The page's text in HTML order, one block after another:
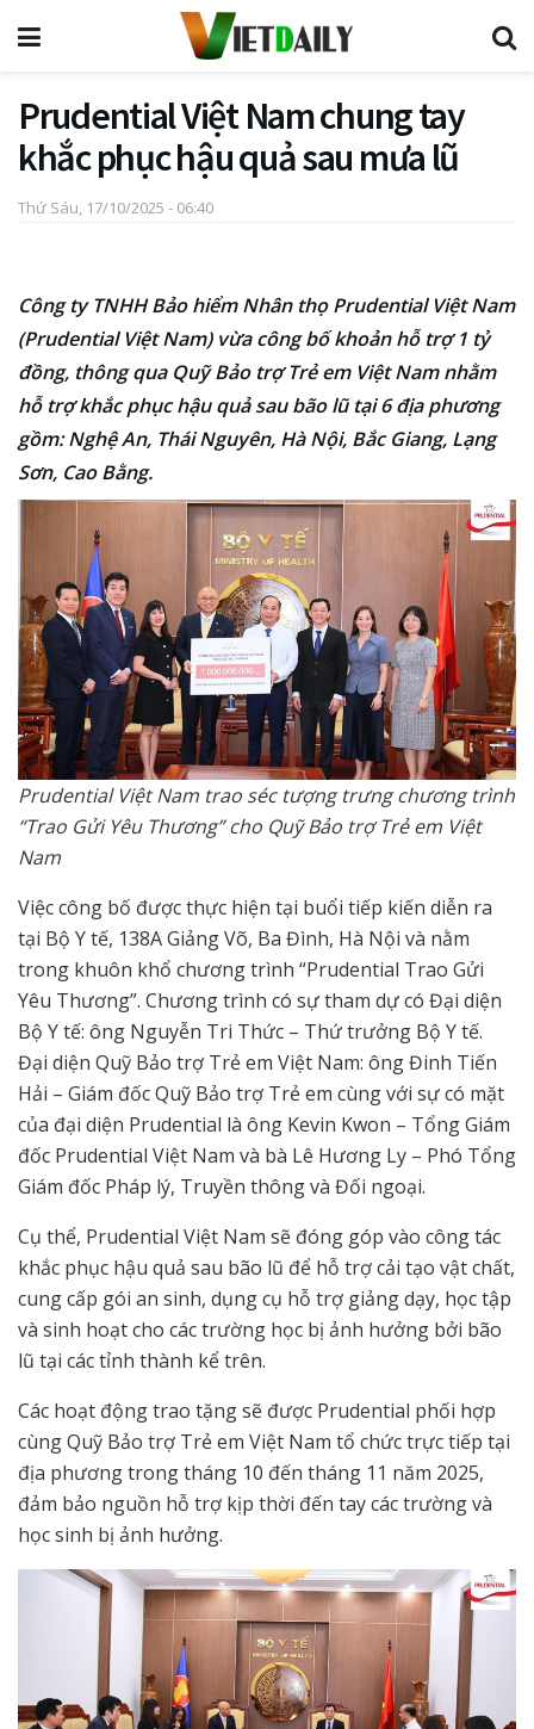
Prudential Việt Nam chung tay
khắc phục hậu quả sau mưa lũ
Thứ Sáu, 17/10/2025 - 06:40
Công ty TNHH Bảo hiểm Nhân thọ Prudential Việt Nam
(Prudential Việt Nam) vừa công bố khoản hỗ trợ 1 tỷ
đồng, thông qua Quỹ Bảo trợ Trẻ em Việt Nam nhằm
hỗ trợ khắc phục hậu quả sau bão lũ tại 6 địa phương
gồm: Nghệ An, Thái Nguyên, Hà Nội, Bắc Giang, Lạng
Sơn, Cao Bằng.
Prudential Việt Nam trao séc tượng trưng chương trình
“Trao Gửi Yêu Thương” cho Quỹ Bảo trợ Trẻ em Việt
Nam
Việc công bố được thực hiện tại buổi tiếp kiến diễn ra
tại Bộ Y tế, 138A Giảng Võ, Ba Đình, Hà Nội và nằm
trong khuôn khổ chương trình “Prudential Trao Gửi
Yêu Thương”. Chương trình có sự tham dự có Đại diện
Bộ Y tế: ông Nguyễn Tri Thức – Thứ trưởng Bộ Y tế.
Đại diện Quỹ Bảo trợ Trẻ em Việt Nam: ông Đinh Tiến
Hải – Giám đốc Quỹ Bảo trợ Trẻ em cùng với sự có mặt
của đại diện Prudential là ông Kevin Kwon – Tổng Giám
đốc Prudential Việt Nam và bà Lê Hương Ly – Phó Tổng
Giám đốc Pháp lý, Truyền thông và Đối ngoại.
Cụ thể, Prudential Việt Nam sẽ đóng góp vào công tác
khắc phục hậu quả sau bão lũ để hỗ trợ cải tạo vật chất,
cung cấp gói an sinh, dụng cụ hỗ trợ giảng dạy, học tập
và sinh hoạt cho các trường học bị ảnh hưởng bởi bão
lũ tại các tỉnh thành kể trên.
Các hoạt động trao tặng sẽ được Prudential phối hợp
cùng Quỹ Bảo trợ Trẻ em Việt Nam tổ chức trực tiếp tại
địa phương trong tháng 10 đến tháng 11 năm 2025,
đảm bảo nguồn hỗ trợ kịp thời đến tay các trường và
học sinh bị ảnh hưởng.